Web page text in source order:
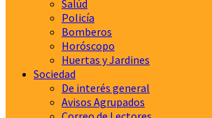
Salúd
Policía
Bomberos
Horóscopo
Huertas y Jardines
Sociedad
De interés general
Avisos Agrupados